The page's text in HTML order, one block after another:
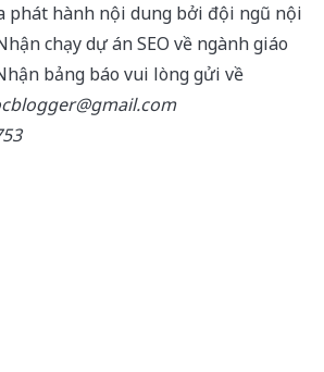
phát hành nội dung bởi đội ngũ nội
chạy dự án SEO về ngành giáo
bảng báo vui lòng gửi về